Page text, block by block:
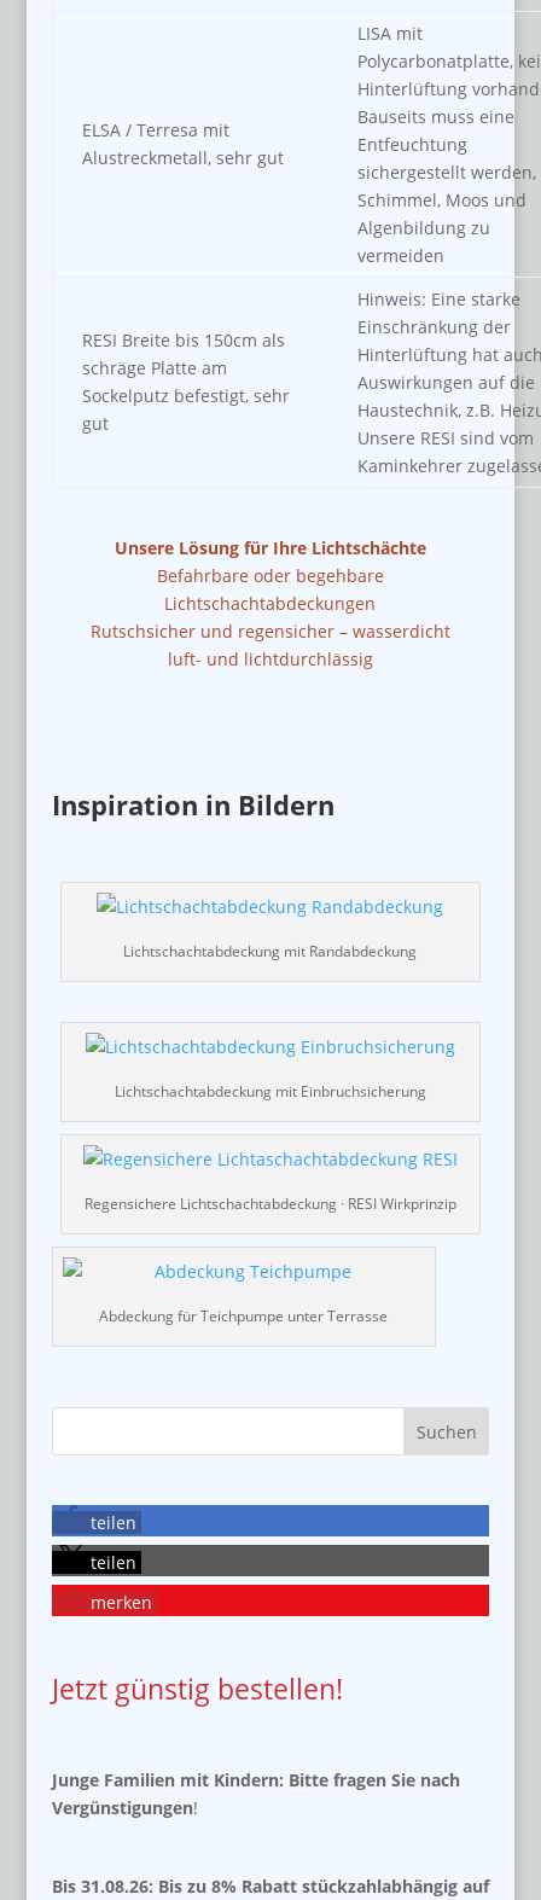
ELSA / Terresa mit
Alustreckmetall, sehr gut
LISA mit
Polycarbonatplatte,
Hinterlüftung
Bauseits muss eine
Entfeuchtung
sichergestellt werden,
Schimmel, Moos und
Algenbildung zu
vermeiden
RESI Breite bis 150cm als
schräge Platte am
Sockelputz befestigt, sehr
gut
Hinweis: Eine starke
Einschränkung der
Hinterlüftung hat
Auswirkungen auf die
Haustechnik, z.B.
Unsere RESI sind vom
Kaminkehrer
Unsere Lösung für Ihre Lichtschächte
Befahrbare oder begehbare
Lichtschachtabdeckungen
Rutschsicher und regensicher – wasserdicht
luft- und lichtdurchlässig
Inspiration in Bildern
Lichtschachtabdeckung mit Randabdeckung
Lichtschachtabdeckung mit Einbruchsicherung
Regensichere Lichtschachtabdeckung · RESI Wirkprinzip
Abdeckung für Teichpumpe unter Terrasse
teilen
teilen
merken
Jetzt günstig bestellen!
Junge Familien mit Kindern: Bitte fragen Sie nach
Vergünstigungen!
Bis 31.08.26: Bis zu 8% Rabatt stückzahlabhängig auf